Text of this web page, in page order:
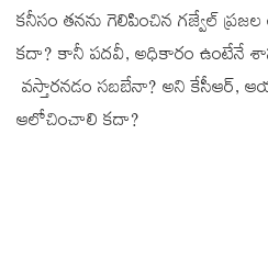
కనీసం తనను గెలిపించిన గజ్వేల్
కదా? కానీ పదవీ, అధికారం ఉంటేనే
వస్తారనడం సబబేనా? అని కేసీఆర్‌,
ఆలోచించాలి కదా?